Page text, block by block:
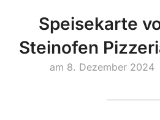
Speisekarte
Steinofen
am 8. Dezember 2024